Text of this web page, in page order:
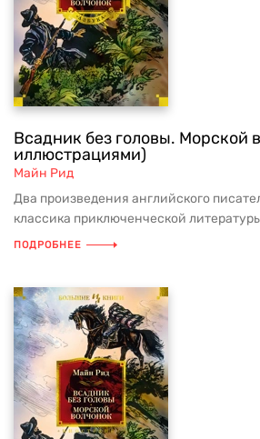
Всадник без головы. Морской
иллюстрациями)
Майн Рид
Два произведения английского
классика приключенческой
ПОДРОБНЕЕ